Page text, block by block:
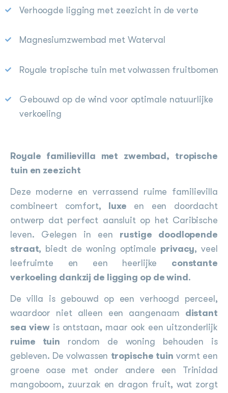
Verhoogde ligging met zeezicht in de verte
Magnesiumzwembad met Waterval
Royale tropische tuin met volwassen fruitbomen
Gebouwd op de wind voor optimale natuurlijke
verkoeling
Royale familievilla met zwembad, tropische
tuin en zeezicht
Deze moderne en verrassend ruime familievilla
combineert comfort, luxe en een doordacht
ontwerp dat perfect aansluit op het Caribische
leven. Gelegen in een rustige doodlopende
straat, biedt de woning optimale privacy, veel
leefruimte en een heerlijke constante
verkoeling dankzij de ligging op de wind.
De villa is gebouwd op een verhoogd perceel,
waardoor niet alleen een aangenaam distant
sea viewis ontstaan, maar ook een uitzonderlijk
ruime tuin rondom de woning behouden is
gebleven. De volwassen tropische tuin vormt een
groene oase met onder andere een Trinidad
mangoboom, zuurzak en dragon fruit, wat zorgt